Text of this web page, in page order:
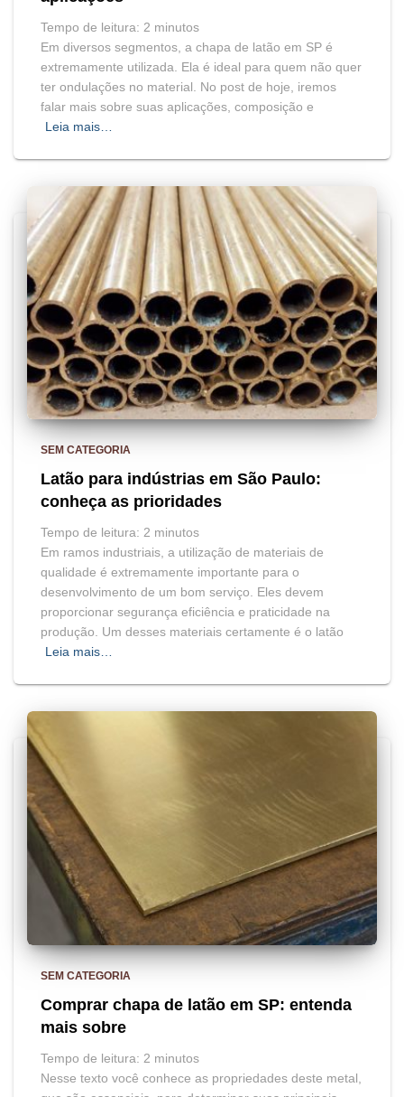
Tempo de leitura: 2 minutos
Em diversos segmentos, a chapa de latão em SP é
extremamente utilizada. Ela é ideal para quem não quer
ter ondulações no material. No post de hoje, iremos
falar mais sobre suas aplicações, composição e
Leia mais…
SEM CATEGORIA
Latão para indústrias em São Paulo:
conheça as prioridades
Tempo de leitura: 2 minutos
Em ramos industriais, a utilização de materiais de
qualidade é extremamente importante para o
desenvolvimento de um bom serviço. Eles devem
proporcionar segurança eficiência e praticidade na
produção. Um desses materiais certamente é o latão
Leia mais…
SEM CATEGORIA
Comprar chapa de latão em SP: entenda
mais sobre
Tempo de leitura: 2 minutos
Nesse texto você conhece as propriedades deste metal,